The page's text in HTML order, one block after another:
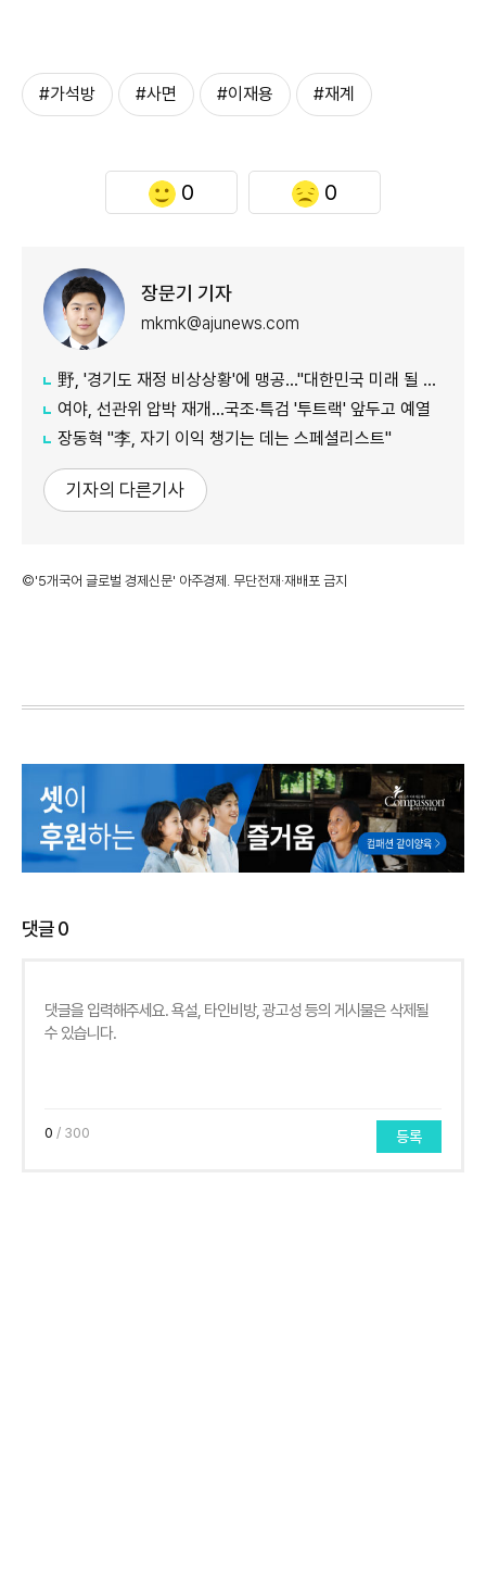
#가석방 #사면 #이재용 #재계
0 0
장문기 기자
mkmk@ajunews.com
野, '경기도 재정 비상상황'에 맹공…"대한민국 미래 될 수도"
여야, 선관위 압박 재개…국조·특검 '투트랙' 앞두고 예열
장동혁 "李, 자기 이익 챙기는 데는 스페셜리스트"
기자의 다른기사
©'5개국어 글로벌 경제신문' 아주경제. 무단전재·재배포 금지
댓글0
0 / 300 등록